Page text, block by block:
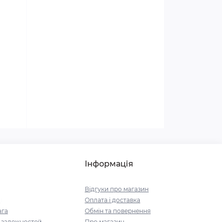
Інформація
Відгуки про магазин
Оплата і доставка
Обмін та повернення